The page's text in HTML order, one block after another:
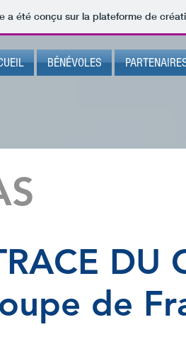
a été conçu sur la plateforme de
BÉNÉVOLES
DU
de